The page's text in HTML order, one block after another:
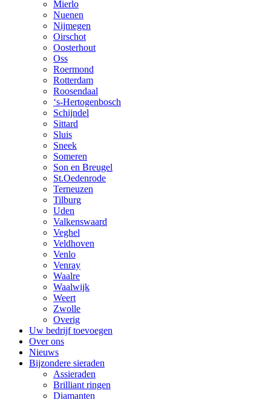
Mierlo
Nuenen
Nijmegen
Oirschot
Oosterhout
Oss
Roermond
Rotterdam
Roosendaal
‘s-Hertogenbosch
Schijndel
Sittard
Sluis
Sneek
Someren
Son en Breugel
St.Oedenrode
Terneuzen
Tilburg
Uden
Valkenswaard
Veghel
Veldhoven
Venlo
Venray
Waalre
Waalwijk
Weert
Zwolle
Overig
Uw bedrijf toevoegen
Over ons
Nieuws
Bijzondere sieraden
Assieraden
Brilliant ringen
Diamanten